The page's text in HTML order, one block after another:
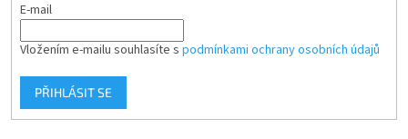
E-mail
Vložením e-mailu souhlasíte s podmínkami ochrany osobních údajů
PŘIHLÁSIT SE